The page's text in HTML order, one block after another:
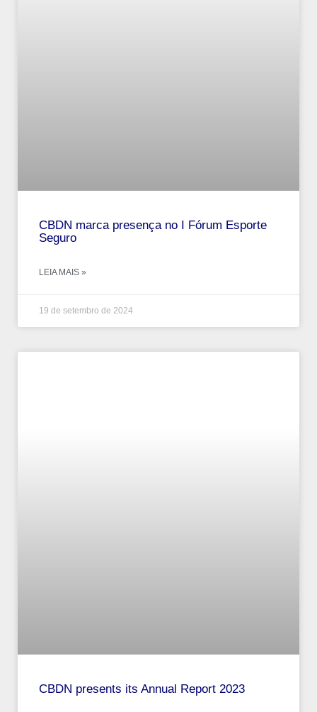
CBDN marca presença no I Fórum Esporte
Seguro
LEIA MAIS »
19 de setembro de 2024
CBDN presents its Annual Report 2023